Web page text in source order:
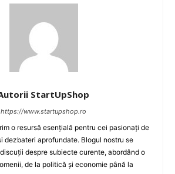
StartUpShop
https://www.startupshop.ro
o resursă esențială pentru cei pasionați de
dezbateri aprofundate. Blogul nostru se
despre subiecte curente, abordând o
de la politică și economie până la